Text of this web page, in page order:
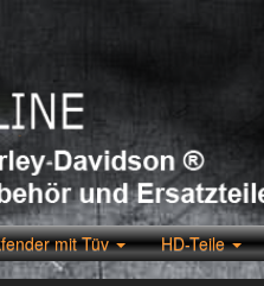
mit Tüv HD-Teile